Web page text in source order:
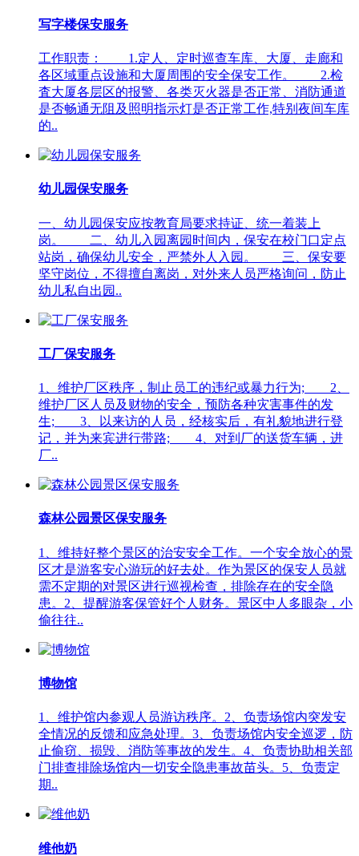
写字楼保安服务
工作职责： 1.定人、定时巡查车库、大厦、走廊和
各区域重点设施和大厦周围的安全保安工作。 2.检
査大厦各层区的报警、各类灭火器是否正常、消防通道
是否畅通无阻及照明指示灯是否正常工作,特别夜间车库
的..
幼儿园保安服务
一、幼儿园保安应按教育局要求持证、统一着装上
岗。 二、幼儿入园离园时间内，保安在校门口定点
站岗，确保幼儿安全，严禁外人入园。 三、保安要
坚守岗位，不得擅自离岗，对外来人员严格询问，防止
幼儿私自出园..
工厂保安服务
1、维护厂区秩序，制止员工的违纪或暴力行为; 2、
维护厂区人员及财物的安全，预防各种灾害事件的发
生; 3、以来访的人员，经核实后，有礼貌地进行登
记，并为来宾进行带路; 4、对到厂的送货车辆，进
厂..
森林公园景区保安服务
1、维持好整个景区的治安安全工作。一个安全放心的景
区才是游客安心游玩的好去处。作为景区的保安人员就
需不定期的对景区进行巡视检查，排除存在的安全隐
患。2、提醒游客保管好个人财务。景区中人多眼杂，小
偷往往..
博物馆
1、维护馆内参观人员游访秩序。2、负责场馆内突发安
全情况的反馈和应急处理。3、负责场馆内安全巡逻，防
止偷窃、损毁、消防等事故的发生。4、负责协助相关部
门排查排除场馆内一切安全隐患事故苗头。5、负责定
期..
维他奶